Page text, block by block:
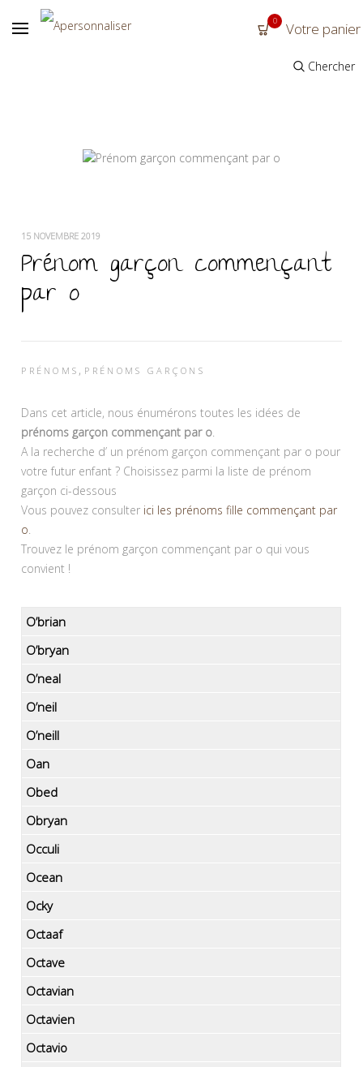
0 Votre panier
Chercher
15 NOVEMBRE 2019
Prénom garçon commençant
par o
PRÉNOMS , PRÉNOMS GARÇONS
Dans cet article, nous énumérons toutes les idées de
prénoms garçon commençant par o.
A la recherche d’ un prénom garçon commençant par o pour
votre futur enfant ? Choisissez parmi la liste de prénom
garçon ci-dessous
Vous pouvez consulter ici les prénoms fille commençant par
o.
Trouvez le prénom garçon commençant par o qui vous
convient !
O’brian
O’bryan
O’neal
O’neil
O’neill
Oan
Obed
Obryan
Occuli
Ocean
Ocky
Octaaf
Octave
Octavian
Octavien
Octavio